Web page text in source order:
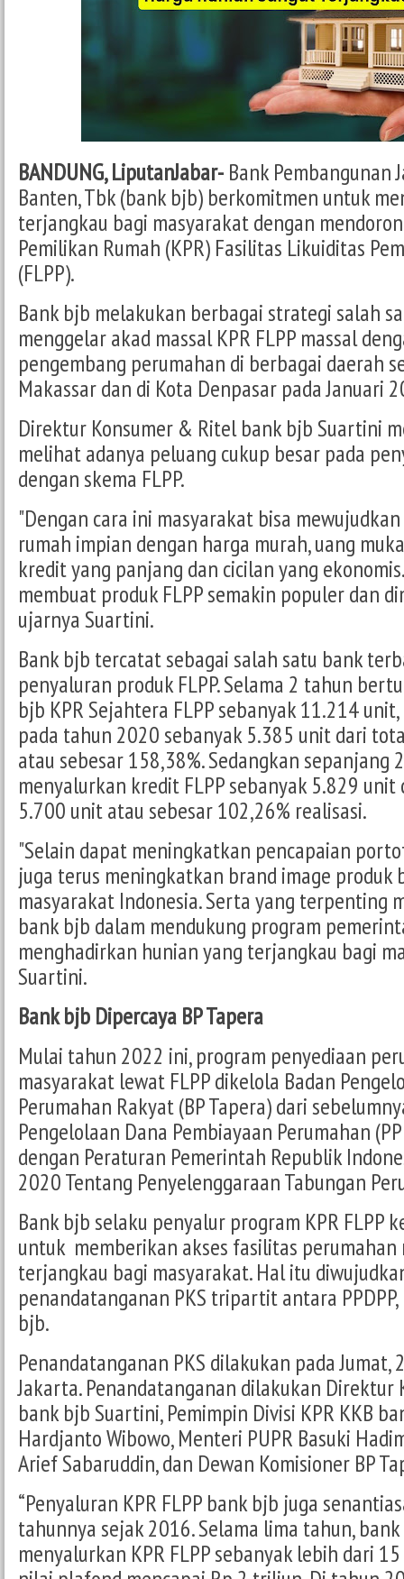
BANDUNG, LiputanJabar- Bank Pembangunan
Banten, Tbk (bank bjb) berkomitmen untuk
terjangkau bagi masyarakat dengan
Pemilikan Rumah (KPR) Fasilitas Likuiditas
(FLPP).
Bank bjb melakukan berbagai strategi salah
menggelar akad massal KPR FLPP massal
pengembang perumahan di berbagai daerah
Makassar dan di Kota Denpasar pada Januari
Direktur Konsumer & Ritel bank bjb Suartini
melihat adanya peluang cukup besar pada
dengan skema FLPP.
"Dengan cara ini masyarakat bisa
rumah impian dengan harga murah, uang
kredit yang panjang dan cicilan yang
membuat produk FLPP semakin populer dan
ujarnya Suartini.
Bank bjb tercatat sebagai salah satu bank
penyaluran produk FLPP. Selama 2 tahun
bjb KPR Sejahtera FLPP sebanyak 11.214
pada tahun 2020 sebanyak 5.385 unit dari
atau sebesar 158,38%. Sedangkan sepanjang
menyalurkan kredit FLPP sebanyak 5.829
5.700 unit atau sebesar 102,26% realisasi.
"Selain dapat meningkatkan pencapaian
juga terus meningkatkan brand image produk
masyarakat Indonesia. Serta yang terpenting
bank bjb dalam mendukung program
menghadirkan hunian yang terjangkau bagi
Suartini.
Bank bjb Dipercaya BP Tapera
Mulai tahun 2022 ini, program penyediaan
masyarakat lewat FLPP dikelola Badan
Perumahan Rakyat (BP Tapera) dari
Pengelolaan Dana Pembiayaan Perumahan
dengan Peraturan Pemerintah Republik
2020 Tentang Penyelenggaraan Tabungan
Bank bjb selaku penyalur program KPR FLPP
untuk memberikan akses fasilitas perumahan
terjangkau bagi masyarakat. Hal itu
penandatanganan PKS tripartit antara PPDPP,
bjb.
Penandatanganan PKS dilakukan pada Jumat,
Jakarta. Penandatanganan dilakukan Direktur
bank bjb Suartini, Pemimpin Divisi KPR KKB
Hardjanto Wibowo, Menteri PUPR Basuki
Arief Sabaruddin, dan Dewan Komisioner BP
“Penyaluran KPR FLPP bank bjb juga
tahunnya sejak 2016. Selama lima tahun,
menyalurkan KPR FLPP sebanyak lebih dari